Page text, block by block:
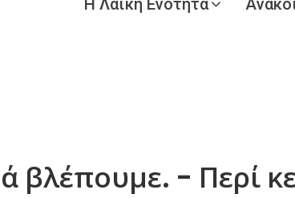
Η Λαϊκή Ενότητα
βλέπουμε. - Περί